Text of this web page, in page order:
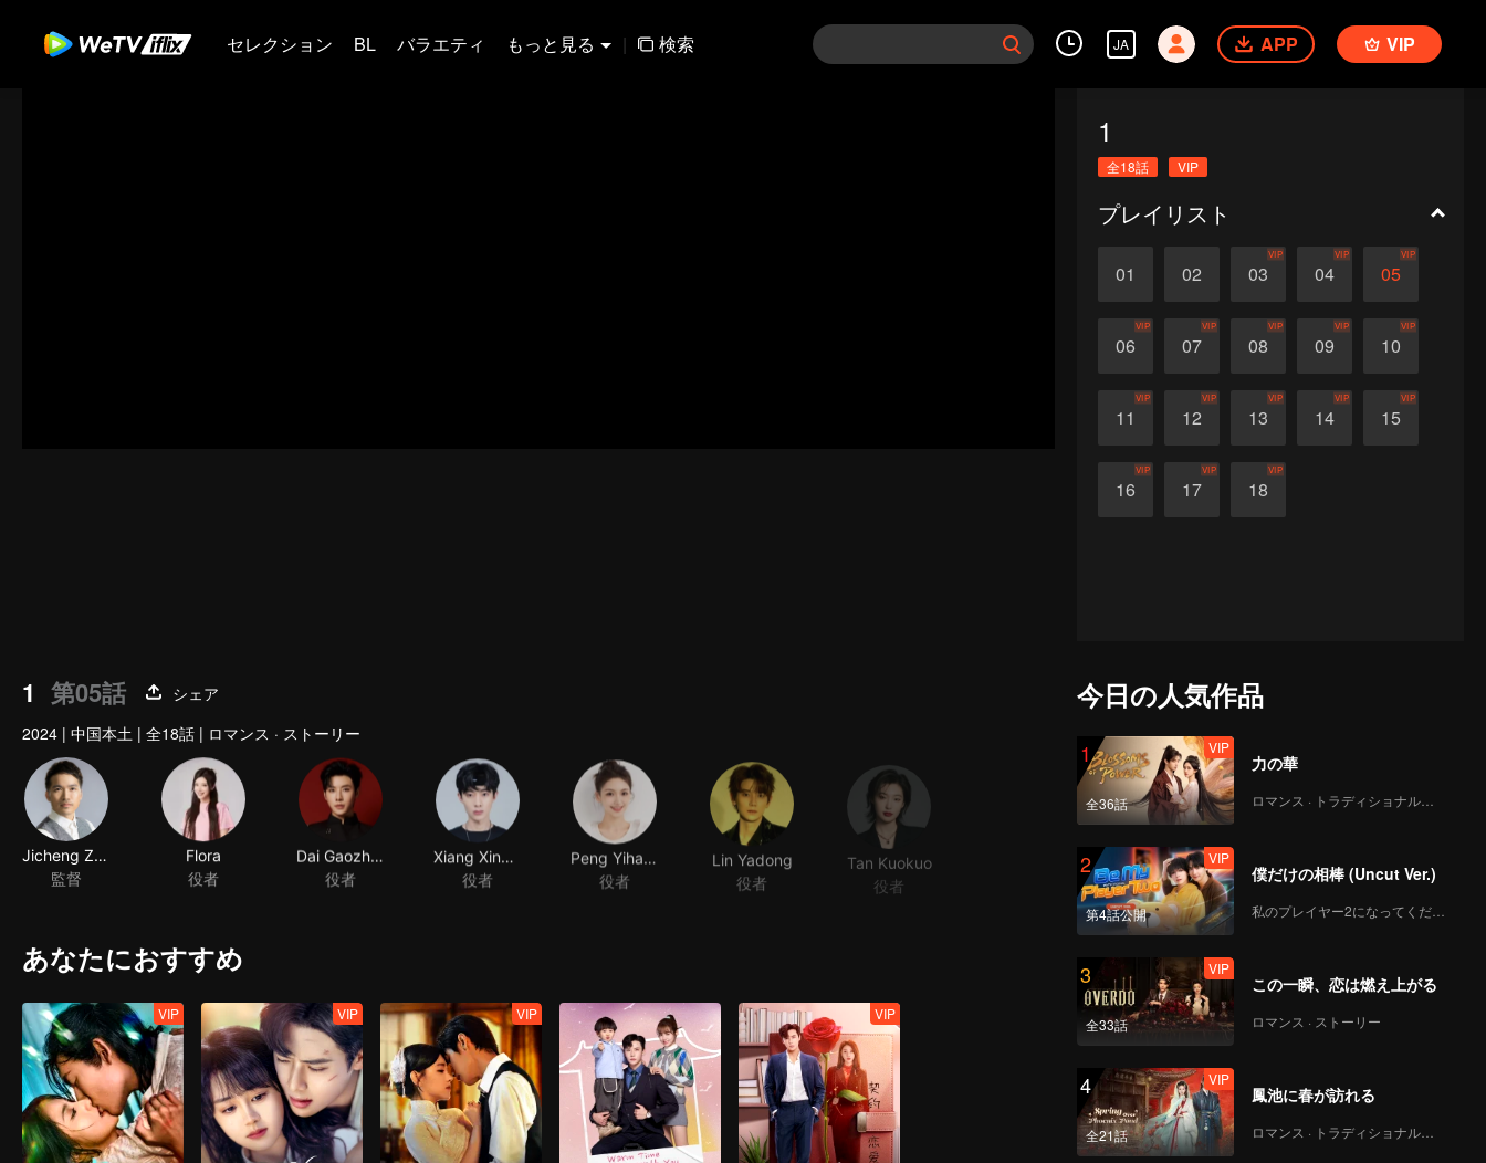
セレクション BL バラエティ もっと見る | 検索 JA APP VIP
1
全18話 VIP
プレイリスト
01 02 03
VIP
04
VIP
05
VIP
06
VIP
07
VIP
08
VIP
09
VIP
10
VIP
11
VIP
12
VIP
13
VIP
14
VIP
15
VIP
16
VIP
17
VIP
18
VIP
1 第05話
シェア
2024 | 中国本土 | 全18話 | ロマンス · ストーリー
Jicheng Zou
監督
Flora
役者
Dai Gaozheng
役者
役者
役者
Lin Yadong
役者
Tan Kuokuo
役者
あなたにおすすめ
VIP VIP VIP VIP
今日の人気作品
1
全36話
VIP
力の華
ロマンス · トラディショナル・コスチューム
2
第4話公開
VIP
僕だけの相棒 (Uncut Ver.)
私のプレイヤー2になってください
3
全33話
VIP
この一瞬、恋は燃え上がる
ロマンス · ストーリー
4
全21話
VIP
鳳池に春が訪れる
ロマンス · トラディショナル・コスチューム